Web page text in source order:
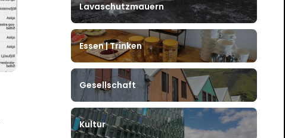
Lavaschutzmauern
Essen | Trinken
Gesellschaft
Kultur